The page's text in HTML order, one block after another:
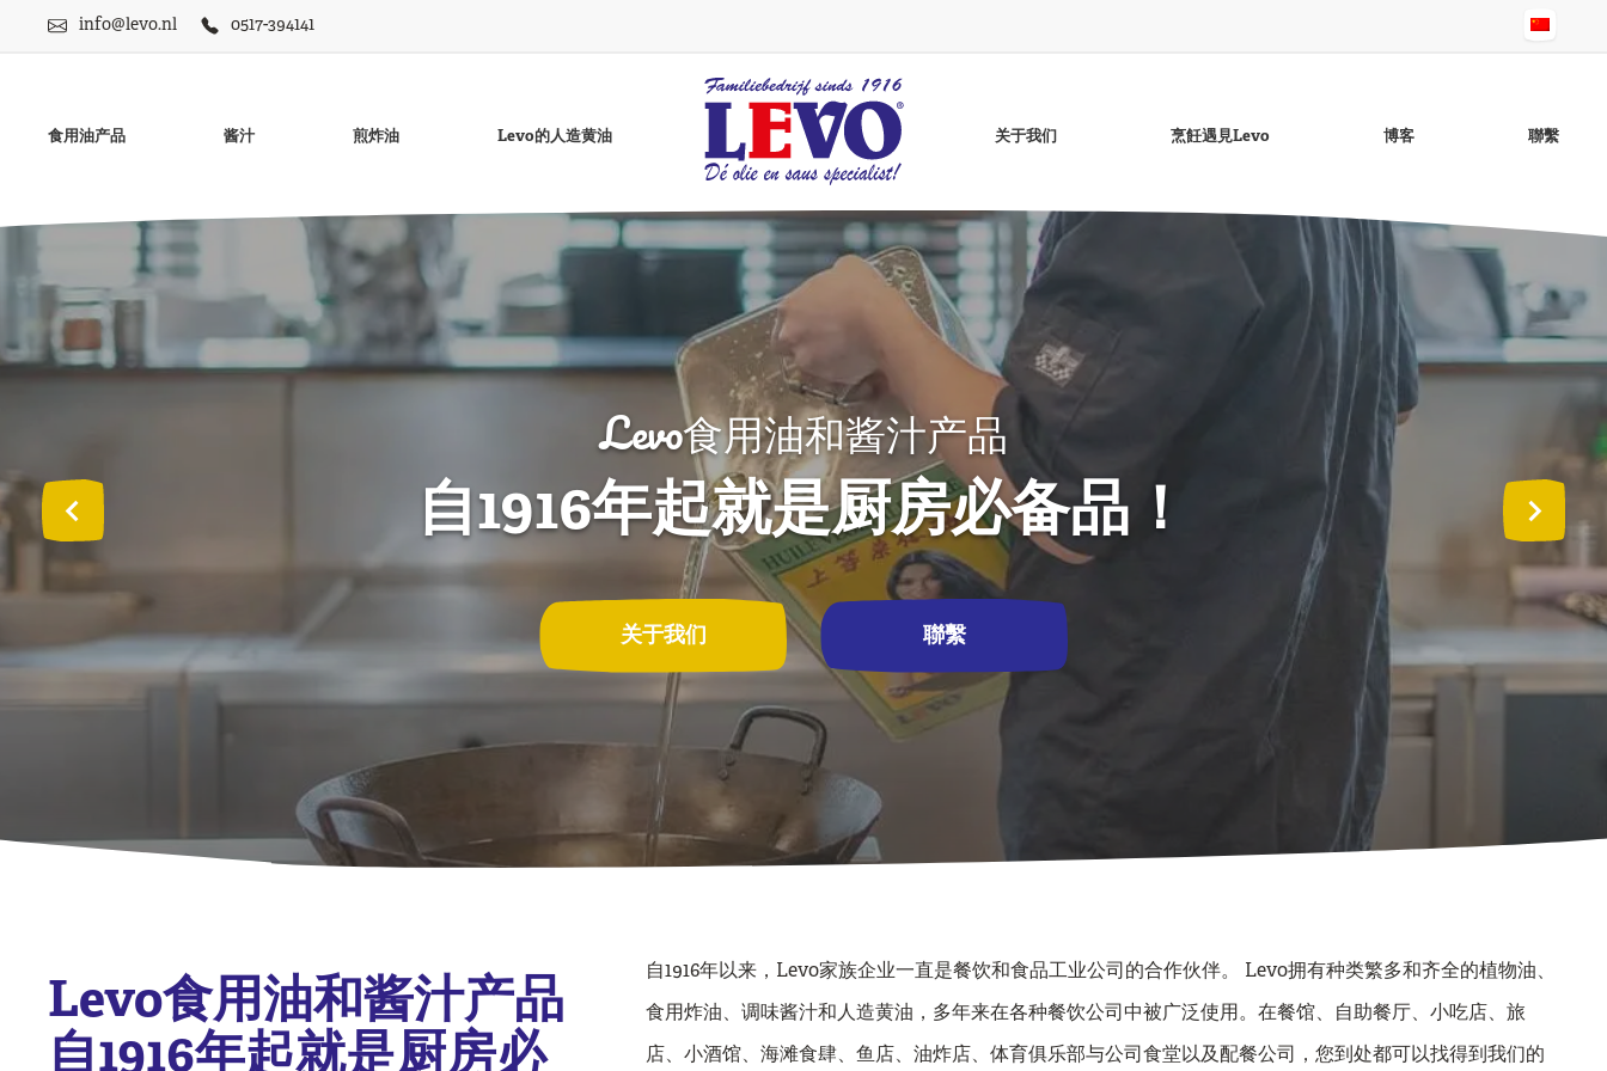
info@levo.nl 0517-394141
食用油产品
葵花籽油 高油酸葵花籽油 Better煎油 Raapo菜籽油lie
酱汁
无麸质咖喱酱 无麸质番茄酱 无麸质芥末酱 无麸质鸡尾酒酱
煎炸油
Grenada Gold煎炸油 纯净炸油 明月牌炸油
Levo的人造黄油 关于我们 烹飪遇見Levo 博客 聯繫
Levo食用油和酱汁产品
自1916年起就是厨房必备品！
关于我们 聯繫
Levo食用油和酱汁产品
自1916年起就是厨房必
自1916年以来，Levo家族企业一直是餐饮和食品工业公司的合作伙伴。 Levo拥有种类繁多和齐全的植物油、
食用炸油、调味酱汁和人造黄油，多年来在各种餐饮公司中被广泛使用。在餐馆、自助餐厅、小吃店、旅
店、小酒馆、海滩食肆、鱼店、油炸店、体育俱乐部与公司食堂以及配餐公司，您到处都可以找得到我们的